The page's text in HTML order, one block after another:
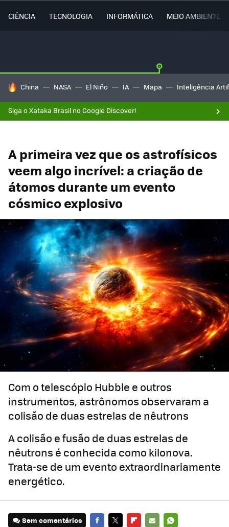
CIÊNCIA TECNOLOGIA INFORMÁTICA MEIO AMBIENTE
TENDÊNCIAS DO DIA
China NASA El Niño IA Mapa Inteligência
Siga o Xataka Brasil no Google Discover!
A primeira vez que os astrofísicos
veem algo incrível: a criação de
átomos durante um evento
cósmico explosivo
Com o telescópio Hubble e outros
instrumentos, astrônomos observaram a
colisão de duas estrelas de nêutrons
A colisão e fusão de duas estrelas de
nêutrons é conhecida como kilonova.
Trata-se de um evento extraordinariamente
energético.
Sem comentários